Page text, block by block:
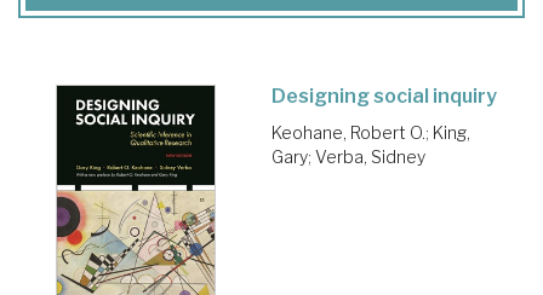
Designing social inquiry
Keohane, Robert O.; King,
Gary; Verba, Sidney